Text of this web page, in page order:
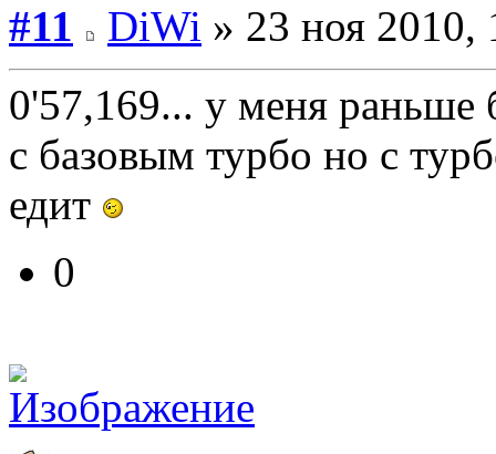
#11
DiWi » 23 ноя 2010,
0'57,169... у меня раньше
с базовым турбо но с
едит
0